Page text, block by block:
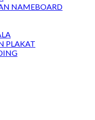
NAMEBOARD
PLAKAT